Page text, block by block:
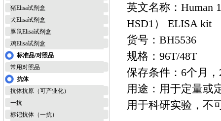
猪Elisa试剂盒
犬Elisa试剂盒
豚鼠Elisa试剂盒
鸡Elisa试剂盒
标准品/对照品
常用对照品
抗体
抗体抗原（可产业化）
一抗
标记抗体（一抗）
英文名称：Human
HSD1） ELISA kit
货号：BH5536
规格：96T/48T
保存条件：6个月
用途：用于定量或
用于科研实验，不